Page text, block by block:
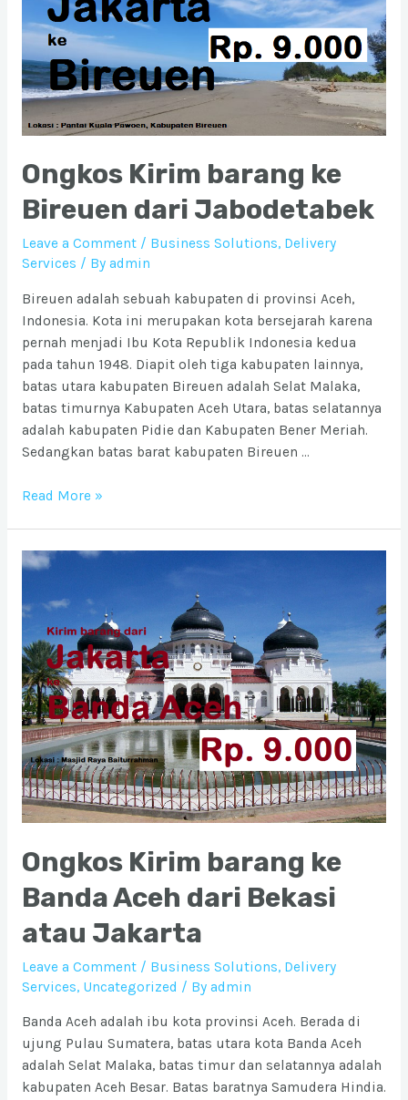
Ongkos Kirim barang ke
Bireuen dari Jabodetabek
Leave a Comment / Business Solutions, Delivery
Services / By admin
Bireuen adalah sebuah kabupaten di provinsi Aceh,
Indonesia. Kota ini merupakan kota bersejarah karena
pernah menjadi Ibu Kota Republik Indonesia kedua
pada tahun 1948. Diapit oleh tiga kabupaten lainnya,
batas utara kabupaten Bireuen adalah Selat Malaka,
batas timurnya Kabupaten Aceh Utara, batas selatannya
adalah kabupaten Pidie dan Kabupaten Bener Meriah.
Sedangkan batas barat kabupaten Bireuen …
Ongkos
ke
dari
Jabodetabek
Read More »
Ongkos Kirim barang ke
Banda Aceh dari Bekasi
atau Jakarta
Leave a Comment / Business Solutions, Delivery
Services, Uncategorized / By admin
Banda Aceh adalah ibu kota provinsi Aceh. Berada di
ujung Pulau Sumatera, batas utara kota Banda Aceh
adalah Selat Malaka, batas timur dan selatannya adalah
kabupaten Aceh Besar. Batas baratnya Samudera Hindia.